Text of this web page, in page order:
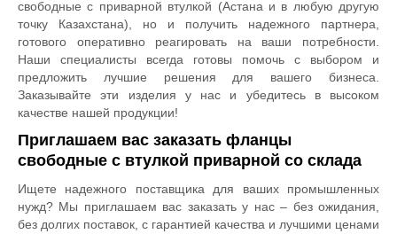
свободные с приварной втулкой (Астана и в любую другую
точку Казахстана), но и получить надежного партнера,
готового оперативно реагировать на ваши потребности.
Наши специалисты всегда готовы помочь с выбором и
предложить лучшие решения для вашего бизнеса.
Заказывайте эти изделия у нас и убедитесь в высоком
качестве нашей продукции!
Приглашаем вас заказать фланцы
свободные с втулкой приварной со склада
Ищете надежного поставщика для ваших промышленных
нужд? Мы приглашаем вас заказать у нас – без ожидания,
без долгих поставок, с гарантией качества и лучшими ценами